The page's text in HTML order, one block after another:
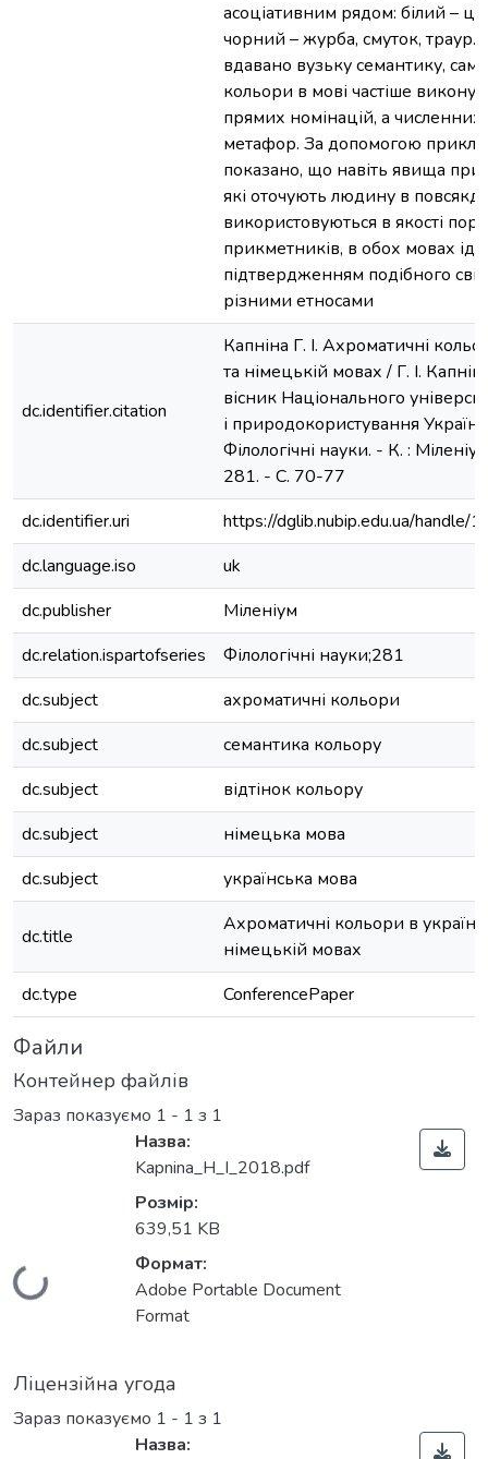
асоціативним рядом: білий – це
чорний – журба, смуток, траур.
вдавано вузьку семантику,
кольори в мові частіше
прямих номінацій, а
метафор. За допомогою
показано, що навіть явища
які оточують людину в
використовуються в якості
прикметників, в обох мовах
підтвердженням подібного
різними етносами
dc.identifier.citation
Капніна Г. І. Ахроматичні
та німецькій мовах / Г. І.
вісник Національного
і природокористування
Філологічні науки. - К. :
281. - С. 70-77
dc.identifier.uri
https://dglib.nubip.edu.ua/
dc.language.iso
uk
dc.publisher
Міленіум
dc.relation.ispartofseries
Філологічні науки;281
dc.subject
ахроматичні кольори
dc.subject
семантика кольору
dc.subject
відтінок кольору
dc.subject
німецька мова
dc.subject
українська мова
dc.title
Ахроматичні кольори в
німецькій мовах
dc.type
ConferencePaper
Файли
Контейнер файлів
Зараз показуємо 1 - 1 з 1
Вантажиться...
Назва:
Kapnina_H_I_2018.pdf
Розмір:
639,51 KB
Формат:
Adobe Portable Document
Format
Ліцензійна угода
Зараз показуємо 1 - 1 з 1
Назва: